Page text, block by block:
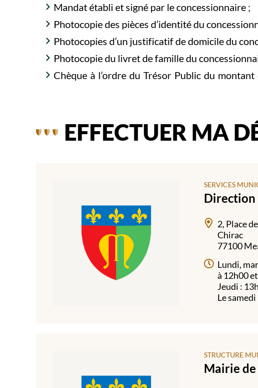
Mandat établi et signé par le concessionnaire ;
Photocopie des pièces d’identité du
Photocopies d’un justificatif de domicile du
Photocopie du livret de famille du
Chèque à l’ordre du Trésor Public du
EFFECTUER MA
SERVICES
Direction
2, Place
Chirac
77100
Lundi,
à 12h00
Jeudi :
Le
STRUCTURE
Mairie